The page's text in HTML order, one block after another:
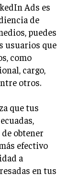
Ads es
de
puedes
usuarios que
como
cargo,
otros.
que tus
obtener
efectivo
a
en tus